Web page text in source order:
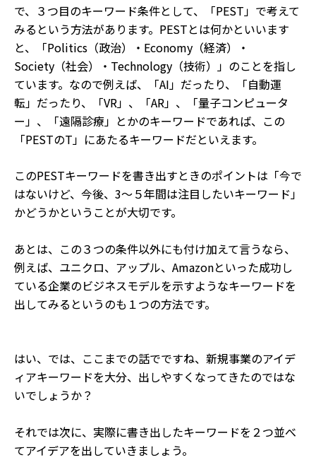
で、３つ目のキーワード条件として、「PEST」で考えて
みるという方法があります。PESTとは何かといいます
と、「Politics（政治）・Economy（経済）・
Society（社会）・Technology（技術）」のことを指し
ています。なので例えば、「AI」だったり、「自動運
転」だったり、「VR」、「AR」、「量子コンピュータ
ー」、「遠隔診療」とかのキーワードであれば、この
「PESTのT」にあたるキーワードだといえます。
このPESTキーワードを書き出すときのポイントは「今で
はないけど、今後、3〜５年間は注目したいキーワード」
かどうかということが大切です。
あとは、この３つの条件以外にも付け加えて言うなら、
例えば、ユニクロ、アップル、Amazonといった成功し
ている企業のビジネスモデルを示すようなキーワードを
出してみるというのも１つの方法です。
はい、では、ここまでの話でですね、新規事業のアイデ
ィアキーワードを大分、出しやすくなってきたのではな
いでしょうか？
それでは次に、実際に書き出したキーワードを２つ並べ
てアイデアを出していきましょう。